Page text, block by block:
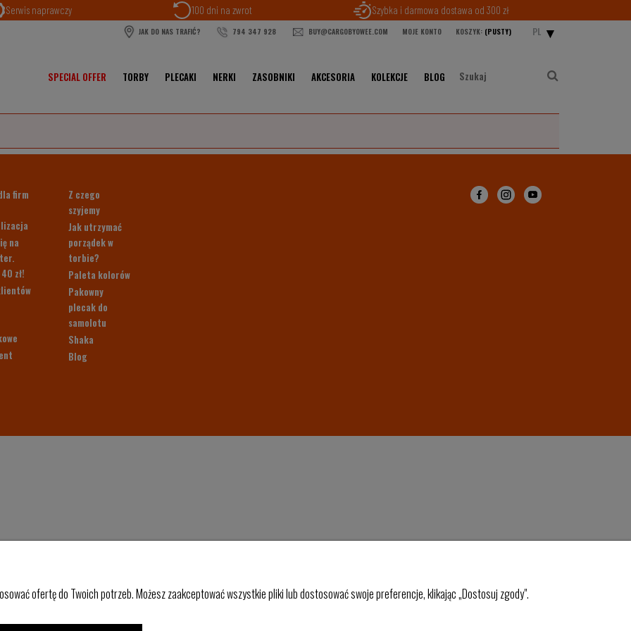
Serwis naprawczy 100 dni na zwrot Szybka i darmowa dostawa od 300 zł
JAK DO NAS TRAFIĆ? 794 347 928 BUY@CARGOBYOWEE.COM MOJE KONTO KOSZYK: (PUSTY) PL
SPECIAL OFFER TORBY PLECAKI NERKI ZASOBNIKI AKCESORIA KOLEKCJE BLOG
firm
na
zł!
Z czego
szyjemy
Jak utrzymać
porządek w
torbie?
Paleta kolorów
Pakowny
plecak do
samolotu
Shaka
Blog
ofertę do Twoich potrzeb. Możesz zaakceptować wszystkie pliki lub dostosować swoje preferencje, klikając „Dostosuj zgody".